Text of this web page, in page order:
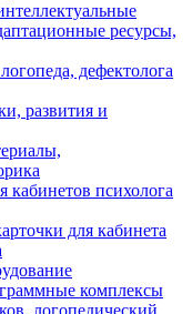
ресурсы,
дефектолога
развития и
психолога
для кабинета
комплексы